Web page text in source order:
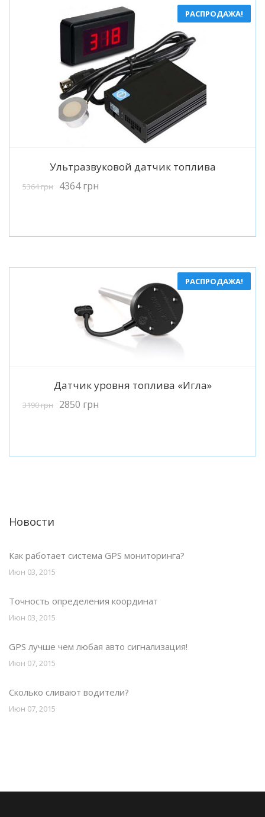
РАСПРОДАЖА!
Подробнее
Ультразвуковой датчик топлива
5364грн 4364грн
РАСПРОДАЖА!
Подробнее
Датчик уровня топлива «Игла»
3190грн 2850 грн
Новости
Как работает система GPS мониторинга?
Июн 03, 2015
Точность определения координат
Июн 03, 2015
GPS лучше чем любая авто сигнализация!
Июн 07, 2015
Сколько сливают водители?
Июн 07, 2015